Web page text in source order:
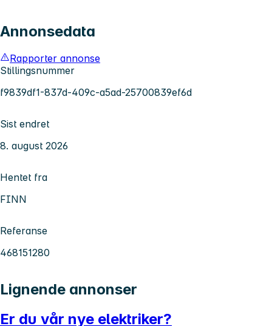
Annonsedata
Rapporter annonse
Stillingsnummer
f9839df1-837d-409c-a5ad-25700839ef6d
Sist endret
8. august 2026
Hentet fra
FINN
Referanse
468151280
Lignende annonser
Er du vår nye elektriker?